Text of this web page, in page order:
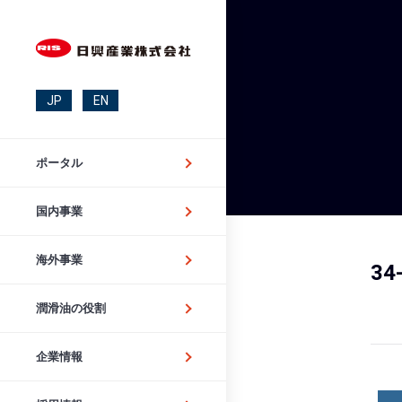
JP EN
ポータル
国内事業
海外事業
潤滑油の役割
企業情報